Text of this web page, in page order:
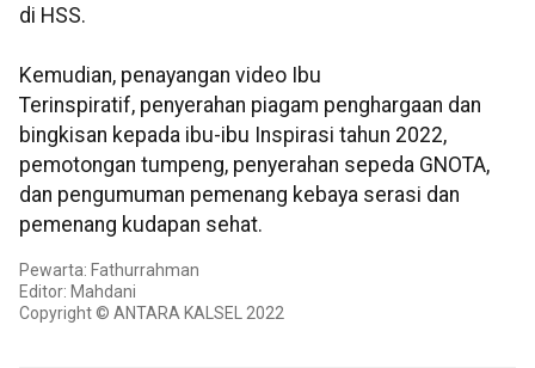
di HSS.
Kemudian, penayangan video Ibu
Terinspiratif, penyerahan piagam penghargaan dan
bingkisan kepada ibu-ibu Inspirasi tahun 2022,
pemotongan tumpeng, penyerahan sepeda GNOTA,
dan pengumuman pemenang kebaya serasi dan
pemenang kudapan sehat.
Pewarta: Fathurrahman
Editor: Mahdani
Copyright © ANTARA KALSEL 2022